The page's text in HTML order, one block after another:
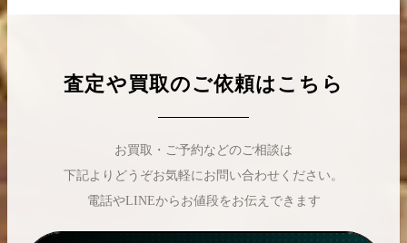
査定や買取のご依頼はこちら
お買取・ご予約などのご相談は
下記よりどうぞお気軽にお問い合わせください。
電話やLINEからお値段をお伝えできます